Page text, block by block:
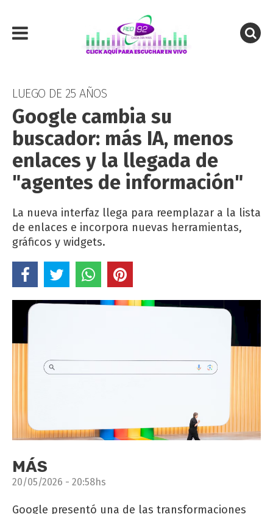
LUEGO DE 25 AÑOS
Google cambia su
buscador: más IA, menos
enlaces y la llegada de
"agentes de información"
La nueva interfaz llega para reemplazar a la lista
de enlaces e incorpora nuevas herramientas,
gráficos y widgets.
MÁS
20/05/2026 - 20:58hs
Google presentó una de las transformaciones